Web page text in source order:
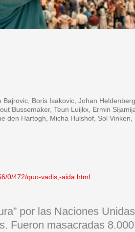
Boris Isakovic, Johan
Bussemaker, Teun Luijkx, Ermin
den Hartogh, Micha Hulshof, Sol Vinken,
0/472/quo-vadis,-aida.html
por las Naciones
Fueron masacradas